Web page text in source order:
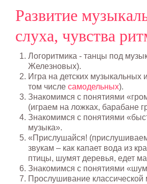
Развитие
слуха, чувства
Логоритмика - танцы под
Железновых).
Игра на детских музыкальных
том числе самодельных).
Знакомимся с понятиями
(играем на ложках, барабане
Знакомимся с понятиями
музыка».
«Прислушайся!
звукам – как капает вода из
птицы, шумят деревья, едет
Знакомимся с понятиями
Прослушивание